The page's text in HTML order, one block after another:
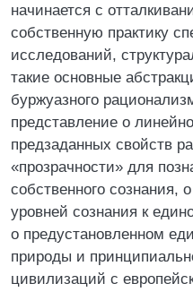
начинается с
собственную практику
исследований,
такие основные
буржуазного
представление о
предзаданных свойств
«прозрачности» для
собственного сознания,
уровней сознания к
о предустановленном
природы и
цивилизаций с